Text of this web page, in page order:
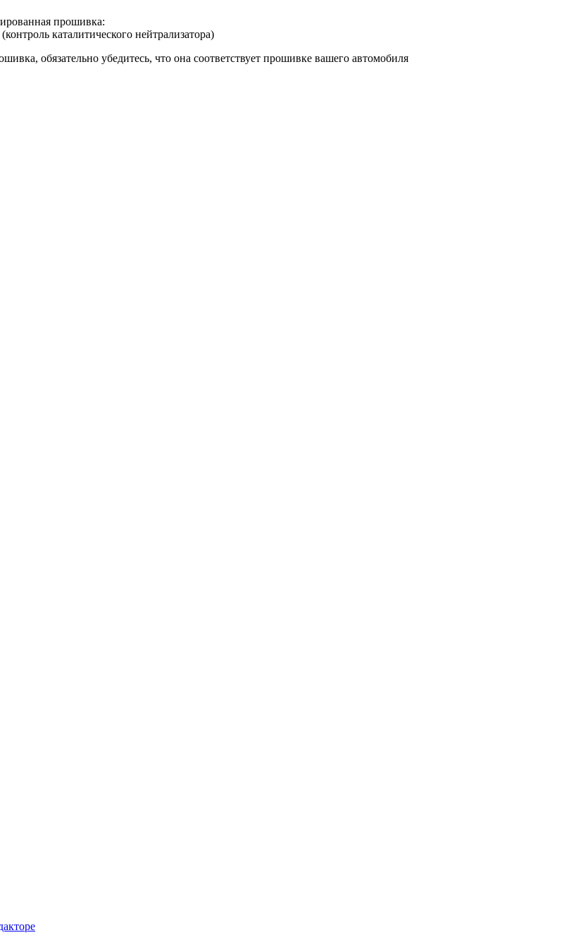
прошивка:
каталитического нейтрализатора)
обязательно убедитесь, что она соответствует прошивке вашего автомобиля